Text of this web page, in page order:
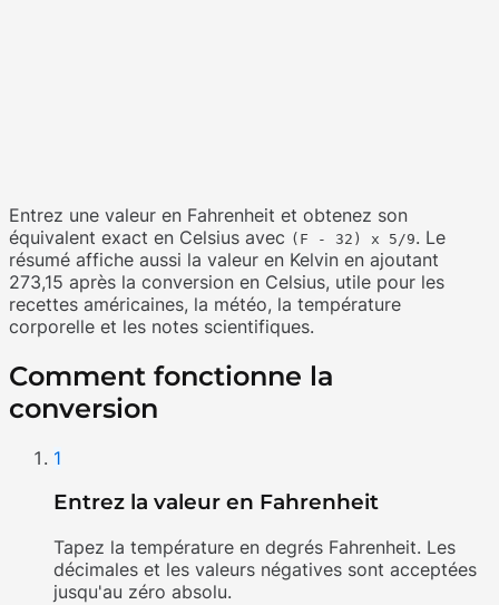
Entrez une valeur en Fahrenheit et obtenez son
équivalent exact en Celsius avec (F - 32) x 5/9. Le
résumé affiche aussi la valeur en Kelvin en ajoutant
273,15 après la conversion en Celsius, utile pour les
recettes américaines, la météo, la température
corporelle et les notes scientifiques.
Comment fonctionne la
conversion
1
Entrez la valeur en Fahrenheit
Tapez la température en degrés Fahrenheit. Les
décimales et les valeurs négatives sont acceptées
jusqu'au zéro absolu.